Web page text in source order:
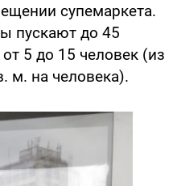
супемаркета.
пускают до 45
5 до 15 человек (из
м. на человека).